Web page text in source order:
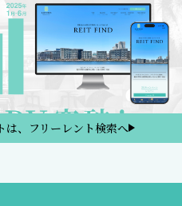
は、フリーレント検索へ